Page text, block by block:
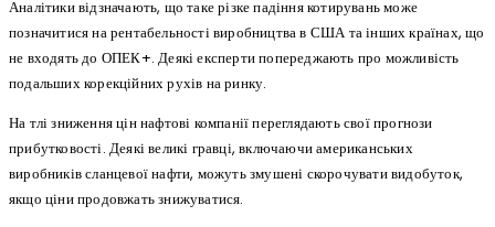
Аналітики відзначають, що таке різке падіння котирувань може
позначитися на рентабельності виробництва в США та інших країнах, що
не входять до ОПЕК+. Деякі експерти попереджають про можливість
подальших корекційних рухів на ринку.
На тлі зниження цін нафтові компанії переглядають свої прогнози
прибутковості. Деякі великі гравці, включаючи американських
виробників сланцевої нафти, можуть змушені скорочувати видобуток,
якщо ціни продовжать знижуватися.